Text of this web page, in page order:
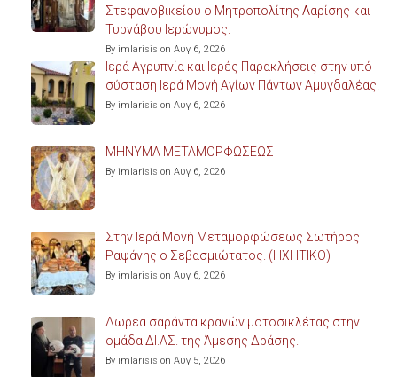
Στεφανοβικείου ο Μητροπολίτης Λαρίσης και
Τυρνάβου Ιερώνυμος.
By imlarisis on Αυγ 6, 2026
Ιερά Αγρυπνία και Ιερές Παρακλήσεις στην υπό
σύσταση Ιερά Μονή Αγίων Πάντων Αμυγδαλέας.
By imlarisis on Αυγ 6, 2026
ΜΗΝΥΜΑ ΜΕΤΑΜΟΡΦΩΣΕΩΣ
By imlarisis on Αυγ 6, 2026
Στην Ιερά Μονή Μεταμορφώσεως Σωτήρος
Ραψάνης ο Σεβασμιώτατος. (ΗΧΗΤΙΚΟ)
By imlarisis on Αυγ 6, 2026
Δωρέα σαράντα κρανών μοτοσικλέτας στην
ομάδα ΔΙ.ΑΣ. της Άμεσης Δράσης.
By imlarisis on Αυγ 5, 2026